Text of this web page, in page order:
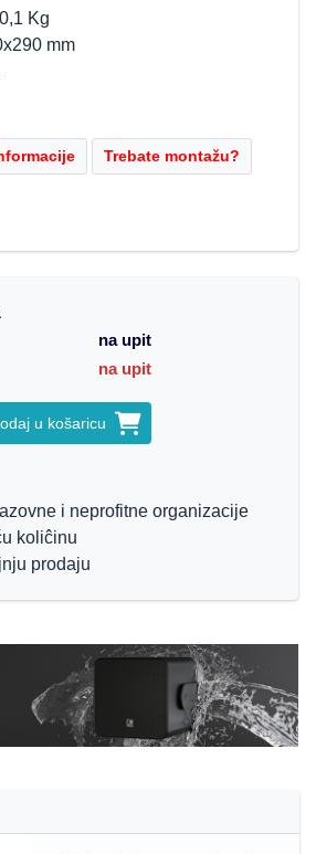
Kg
mm
na upit
na upit
u košaricu
i neprofitne organizacije
koliĉinu
prodaju